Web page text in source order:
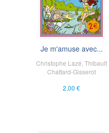
Je m'amuse avec...
Christophe Lazé Thibault
Chattard-Gisserot
2,00 €